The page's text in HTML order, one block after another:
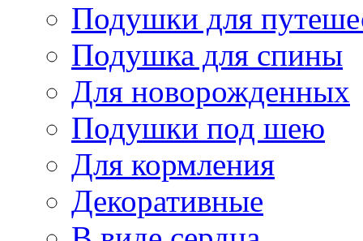
Подушки для
Подушка для спины
Для новорожденных
Подушки под шею
Для кормления
Декоративные